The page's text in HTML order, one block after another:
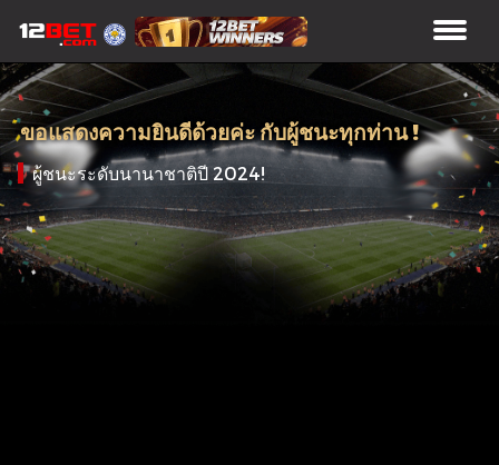
ขอแสดงความยินดีด้วยค่ะ กับผู้ชนะทุกท่าน !
ผู้ชนะระดับนานาชาติปี 2024!